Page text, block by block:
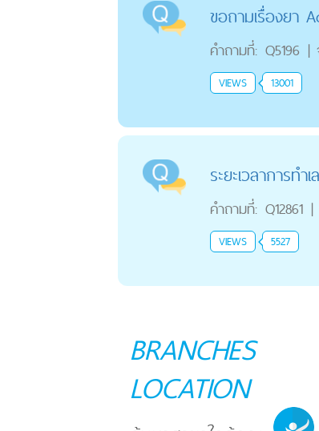
ขอถามเรื่องยา
คำถามที่: Q5196 |
VIEWS 13001
ระยะเวลาการทำเ
คำถามที่: Q12861 |
VIEWS 5527
BRANCHES
LOCATION